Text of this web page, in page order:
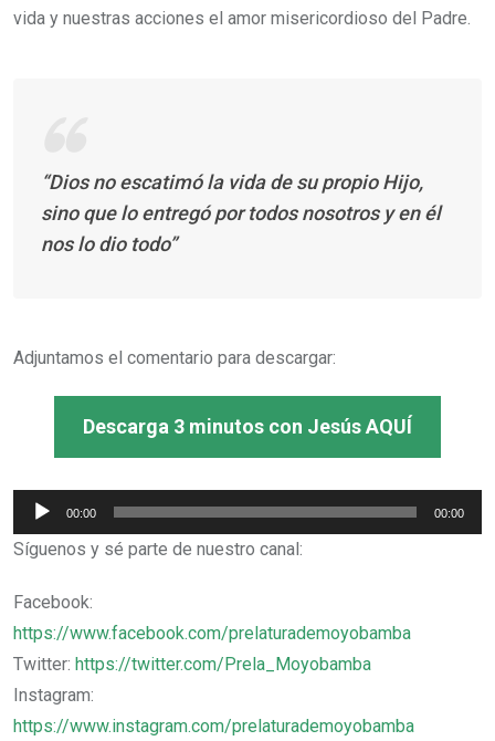
vida y nuestras acciones el amor misericordioso del Padre.
“Dios no escatimó la vida de su propio Hijo,
sino que lo entregó por todos nosotros y en él
nos lo dio todo”
Adjuntamos el comentario para descargar:
Descarga 3 minutos con Jesús AQUÍ
Reproductor
de
audio
00:00 00:00
Síguenos y sé parte de nuestro canal:
Facebook:
https://www.facebook.com/prelaturademoyobamba
Twitter: https://twitter.com/Prela_Moyobamba
Instagram:
https://www.instagram.com/prelaturademoyobamba